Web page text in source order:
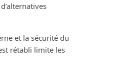
et la sécurité du
rétabli limite les